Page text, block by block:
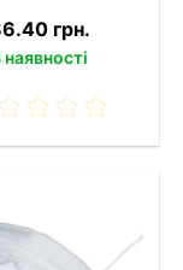
грн.
наявності